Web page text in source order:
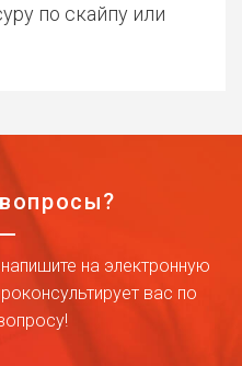
по скайпу или
на электронную
вас по